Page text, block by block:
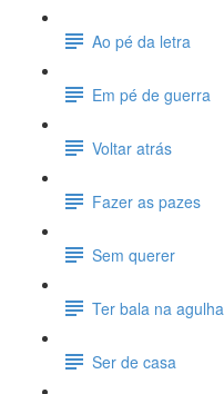
Ao pé da letra
Em pé de guerra
Voltar atrás
Fazer as pazes
Sem querer
Ter bala na agulha
Ser de casa